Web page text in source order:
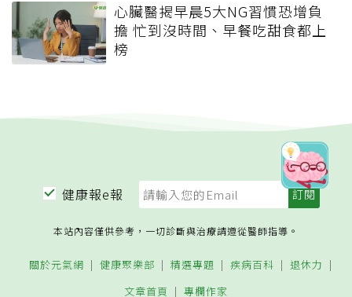
心臟醫揭早晨5大NG習慣恐增負
擔 忙到沒時間、早餐吃甜食都上
榜
健康報e報
本站內容僅供參考，一切診斷與治療請遵從醫師指導。
關於元氣網 健康聚樂部 精選專題 疾病百科
退休力
文章首頁
專欄作家